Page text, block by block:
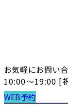
へ
ス
キ
ッ
ョ
ン
に
移
お気軽にお問い合
10:00～19:00 [
WEB予約